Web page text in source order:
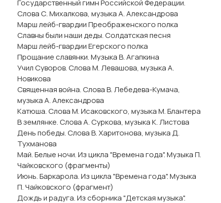
Государственный гимн Российской Федерации.
Слова С. Михалкова, музыка А. Александрова
Марш лейб-гвардии Преображенского полка
Славны были наши деды. Солдатская песня
Марш лейб-гвардии Егерского полка
Прощание славянки. Музыка В. Агапкина
Учил Суворов. Слова М. Левашова, музыка А.
Новикова
Священная война. Слова В. Лебедева-Кумача,
музыка А. Александрова
Катюша. Слова М. Исаковского, музыка М. Блантера
В землянке. Слова А. Суркова, музыка К. Листова
День победы. Слова В. Харитонова, музыка Д.
Тухманова
Май. Белые ночи. Из цикла "Времена года". Музыка П.
Чайковского (фрагменты)
Июнь. Баркарола. Из цикла "Времена года". Музыка
П. Чайковского (фрагмент)
Дождь и радуга. Из сборника "Детская музыка".